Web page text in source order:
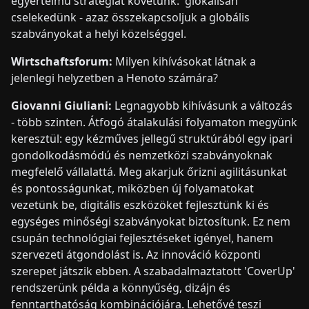
cselekedünk - azaz összekapcsoljuk a globális
szabványokat a helyi közelséggel.
Wirtschaftsforum: Milyen kihívásokat látnak a
jelenlegi helyzetben a Henoto számára?
Giovanni Giuliani: Legnagyobb kihívásunk a változás
- több szinten. Átfogó átalakulási folyamaton megyünk
keresztül: egy kézműves jellegű struktúrából egy ipari
gondolkodásmódú és nemzetközi szabványoknak
megfelelő vállalattá. Meg akarjuk őrizni agilitásunkat
és pontosságunkat, miközben új folyamatokat
vezetünk be, digitális eszközöket fejlesztünk ki és
egységes minőségi szabványokat biztosítunk. Ez nem
csupán technológiai fejlesztéseket igényel, hanem
szervezeti átgondolást is. Az innováció központi
szerepet játszik ebben. A szabadalmaztatott 'CoverUp'
rendszerünk példa a könnyűség, dizájn és
fenntarthatóság kombinációjára. Lehetővé teszi